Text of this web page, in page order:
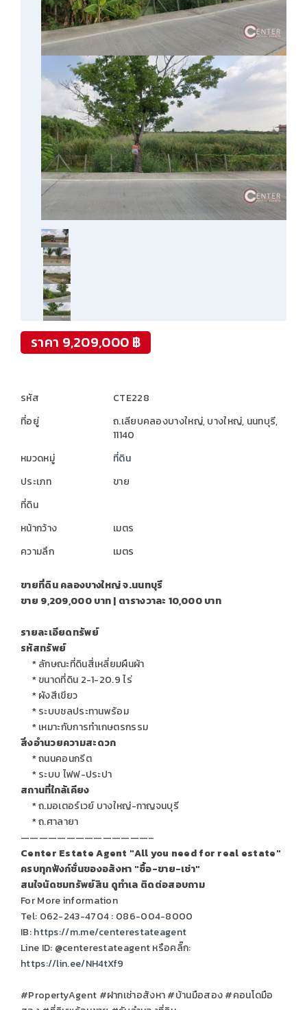
ราคา 9,209,000 ฿
รหัส
CTE228
ที่อยู่
ถ.เลียบคลองบางใหญ่, บางใหญ่, นนทบุรี,
11140
หมวดหมู่
ที่ดิน
ประเภท
ขาย
ที่ดิน
หน้ากว้าง
เมตร
ความลึก
เมตร
ขายที่ดิน คลองบางใหญ่ จ.นนทบุรี
ขาย 9,209,000 บาท | ตารางวาละ 10,000 บาท
รายละเอียดทรัพย์
รหัสทรัพย์
* ลักษณะที่ดินสี่เหลี่ยมผืนผ้า
* ขนาดที่ดิน 2-1-20.9 ไร่
* ผังสีเขียว
* ระบบชลประทานพร้อม
* เหมาะกับการทำเกษตรกรรม
สิ่งอำนวยความสะดวก
* ถนนคอนกรีต
* ระบบ ไฟฟ-ประปา
สถานที่ใกล้เคียง
* ถ.มอเตอร์เวย์ บางใหญ่-กาญจนบุรี
* ถ.ศาลายา
——————————————–
Center Estate Agent "All you need for real estate"
ครบทุกฟังก์ชั่นของอสังหา "ซื้อ-ขาย-เช่า"
สนใจนัดชมทรัพย์สิน ดูทำเล ติดต่อสอบถาม
For More information
Tel: 062-243-4704 : 086-004-8000
IB:https://m.me/centerestateagent
Line ID: @centerestateagent หรือคลิ๊ก:
https://lin.ee/NH4tXf9
#PropertyAgent #ฝากเช่าอสังหา #บ้านมือสอง #คอนโดมือ